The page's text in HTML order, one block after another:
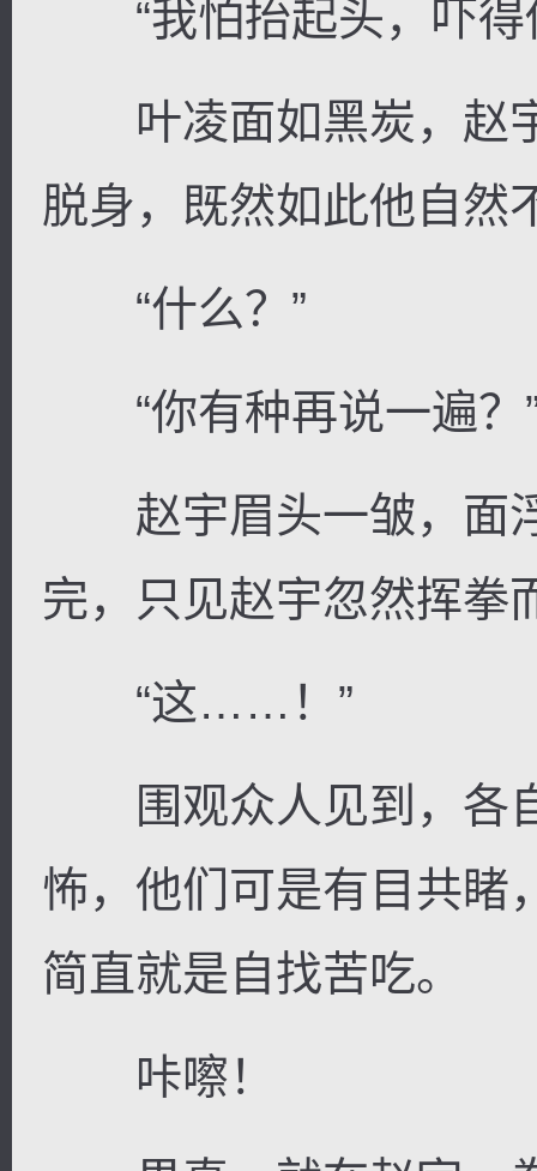
“我怕抬起头，吓得
叶凌面如黑炭，赵
脱身，既然如此他自然
“什么？”
“你有种再说一遍？
赵宇眉头一皱，面
完，只见赵宇忽然挥拳
“这……！”
围观众人见到，各
怖，他们可是有目共睹
简直就是自找苦吃。
咔嚓！